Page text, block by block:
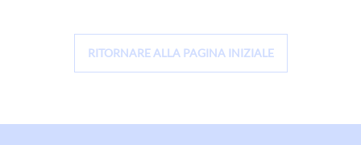
RITORNARE ALLA PAGINA INIZIALE